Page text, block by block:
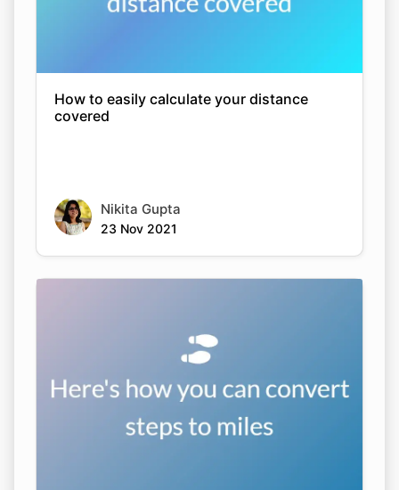
How to easily calculate your distance
covered
Nikita Gupta
23 Nov 2021